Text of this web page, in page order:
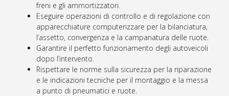
freni e gli ammortizzatori.
Eseguire operazioni di controllo e di regolazione con
apparecchiature computerizzare per la bilanciatura,
l’assetto, convergenza e la campanatura delle ruote.
Garantire il perfetto funzionamento degli autoveicoli
dopo l’intervento.
Rispettare le norme sulla sicurezza per la riparazione
e le indicazioni tecniche per il montaggio e la messa
a punto di pneumatici e ruote.